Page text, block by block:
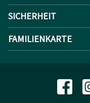
SICHERHEIT
FAMILIENKARTE